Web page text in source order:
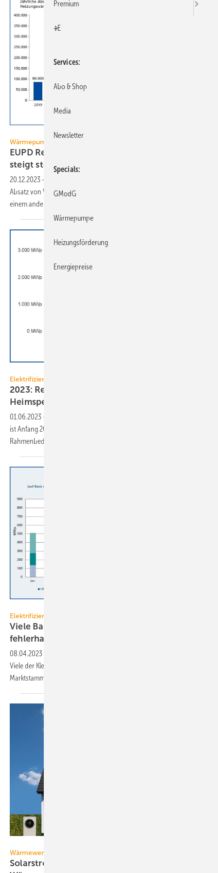
Wärmepumpenhochlauf
EUPD Research: Absatz von Wärmepumpen
steigtstetig
20.12.2023 -
Absatz von Wärmepumpen diskutiert. EUPD Research kommt zu
einem anderen
Elektrifizierung
2023: Rekordwachstum bei Photovoltaik und
Heimspeichern
01.06.2023 -
ist Anfang 2023 aufgrund hoher Energiepreise und verbesserter
Rahmenbedingungen stark
Elektrifizierung
Viele Balkonkraftwerke sind im MaStR
fehlerhaft
08.04.2023
Viele der Kleinst-Photovoltaik-Anlagen sind im
Marktstammdatenregister aber fehlerhaft
Wärmewende
Solarstrom bringt Kosten­sicher­heit beim
Premium
+E
Services
Abo & Shop
Media
Newsletter
Specials
GModG
Wärmepumpe
Heizungsförderung
Energiepreise